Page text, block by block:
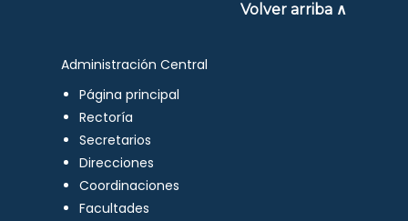
Volver arriba ∧
Administración Central
Página principal
Rectoría
Secretarios
Direcciones
Coordinaciones
Facultades